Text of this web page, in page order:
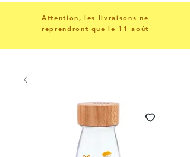
Attention, les livraisons ne
reprendront que le 11 août